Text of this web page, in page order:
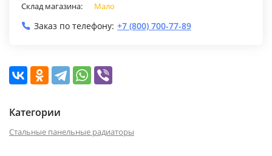
Склад магазина: Мало
Заказ по телефону: +7 (800) 700-77-89
Категории
Стальные панельные радиаторы